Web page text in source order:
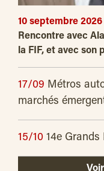
10 septembre 2026
Rencontre avec
la FIF, et avec son
17/09 Métros
marchés
15/10 14e Grands